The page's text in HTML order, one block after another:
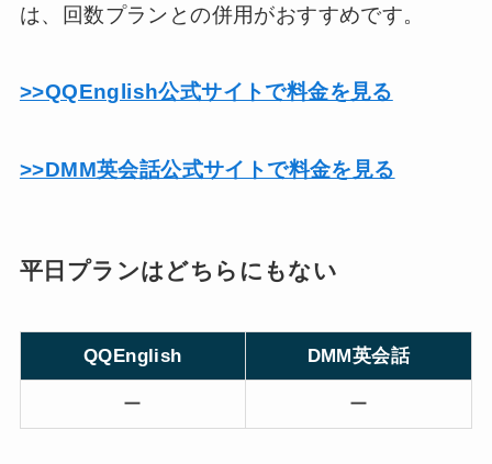
は、回数プランとの併用がおすすめです。
>>QQEnglish公式サイトで料金を見る
>>DMM英会話公式サイトで料金を見る
平日プランはどちらにもない
QQEnglish DMM英会話
ー ー